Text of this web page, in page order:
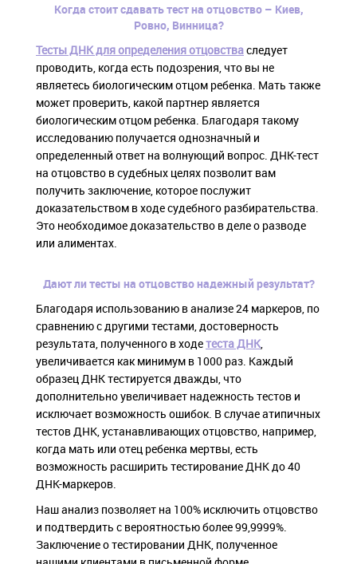
Когда стоит сдавать тест на отцовство – Киев,
Ровно, Винница?
Тесты ДНК для определения отцовстваследует
проводить, когда есть подозрения, что вы не
являетесь биологическим отцом ребенка. Мать также
может проверить, какой партнер является
биологическим отцом ребенка. Благодаря такому
исследованию получается однозначный и
определенный ответ на волнующий вопрос. ДНК-тест
на отцовство в судебных целях позволит вам
получить заключение, которое послужит
доказательством в ходе судебного разбирательства.
Это необходимое доказательство в деле о разводе
или алиментах.
Дают ли тесты на отцовство надежный результат?
Благодаря использованию в анализе 24 маркеров, по
сравнению с другими тестами, достоверность
результата, полученного в ходетеста ДНК
увеличивается как минимум в 1000 раз. Каждый
образец ДНК тестируется дважды, что
дополнительно увеличивает надежность тестов и
исключает возможность ошибок. В случае атипичных
тестов ДНК, устанавливающих отцовство, например,
когда мать или отец ребенка мертвы, есть
возможность расширить тестирование ДНК до 40
ДНК-маркеров.
Наш анализ позволяет на 100% исключить отцовство
и подтвердить с вероятностью более 99,9999%.
Заключение о тестировании ДНК, полученное